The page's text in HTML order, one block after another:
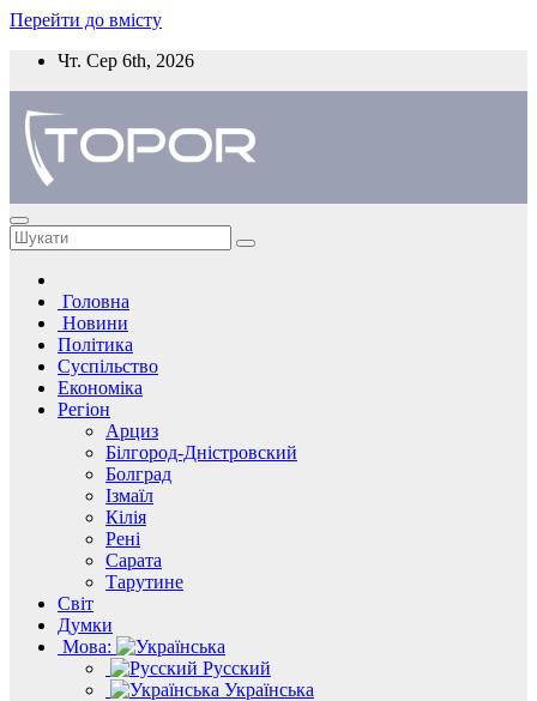
Перейти до вмісту
Чт. Сер 6th, 2026
Головна
Новини
Політика
Суспільство
Економіка
Регіон
Арциз
Білгород-Дністровский
Болград
Ізмаїл
Кілія
Рені
Сарата
Тарутине
Світ
Думки
Мова:
Русский
Українська